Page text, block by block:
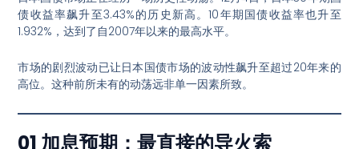
债收益率飙升至3.43%的历史新高。10年期国债收益率也升至
1.932%，达到了自2007年以来的最高水平。
市场的剧烈波动已让日本国债市场的波动性飙升至超过20年来的
高位。这种前所未有的动荡远非单一因素所致。
01 加息预期：最直接的导火索